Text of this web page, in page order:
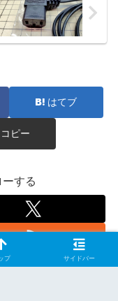
はてブ
コピー
する
プ サイドバー